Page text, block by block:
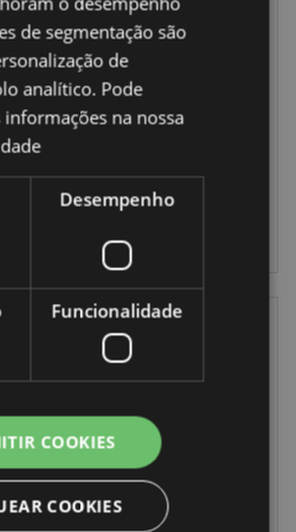
Halloween
4704 em
INICIAR
SESSÃO
VOLTOU
STOCK
de segmentação são
de
analítico. Pode
na nossa
Desempenho
Funcionalidade
COOKIES
COOKIES